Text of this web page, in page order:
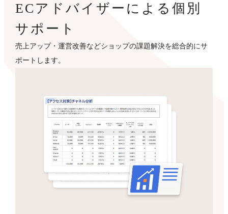
ECアドバイザーによる個別
サポート
売上アップ・運営改善などショップの課題解決を総合的にサ
ポートします。